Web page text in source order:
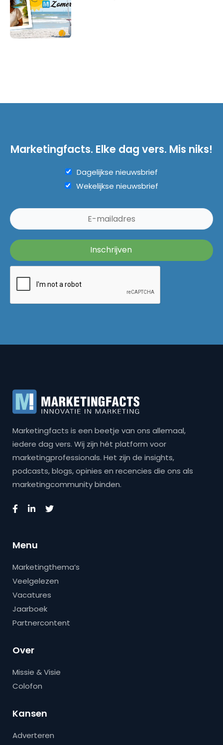
Marketingfacts. Elke dag vers. Mis niks!
Dagelijkse nieuwsbrief
Wekelijkse nieuwsbrief
Marketingfacts is een beetje van ons allemaal,
iedere dag vers. Wij zijn hét platform voor
marketingprofessionals. Het zijn de insights,
podcasts, blogs, opinies en recencies die ons als
marketingcommunity binden.
Menu
Marketingthema’s
Veelgelezen
Vacatures
Jaarboek
Partnercontent
Over
Missie & Visie
Colofon
Kansen
Adverteren